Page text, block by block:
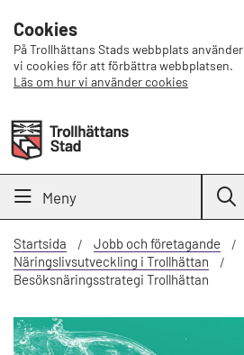
Cookies
På Trollhättans Stads webbplats använder
vi cookies för att förbättra webbplatsen.
Läs om hur vi använder cookies
Meny
Startsida
Jobb och företagande
Näringslivsutveckling i Trollhättan
Besöksnäringsstrategi Trollhättan